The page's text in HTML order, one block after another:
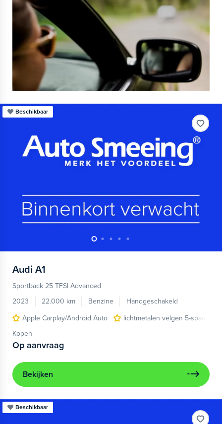
Beschikbaar
Audi A1
Sportback 25 TFSI Advanced
2023
22.000 km Benzine
Handgeschakeld
Apple Carplay/Android Auto
lichtmetalen velgen 5-spaaks
Kopen
Op aanvraag
Bekijken
Beschikbaar